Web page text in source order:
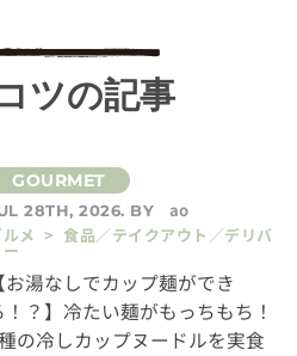
ツの記事
28TH, 2026. BY
ao
ルメ > 食品／テイクアウト／デリバ
【お湯なしでカップ麺ができ
！？】冷たい麺がもっちもち！
の冷しカップヌードルを実食